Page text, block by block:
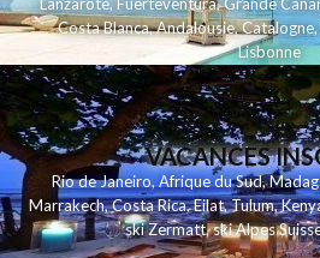
Lanzarote,Fuerteventura,Grande
Costa Blanca,Andalousie,Catalogne,
Lisbonne
VACANCES
Rio de Janeiro,Afrique du Sud,
Marrakech,Costa Rica,Eilat,Tulum,
ski Zermatt,ski Alpes